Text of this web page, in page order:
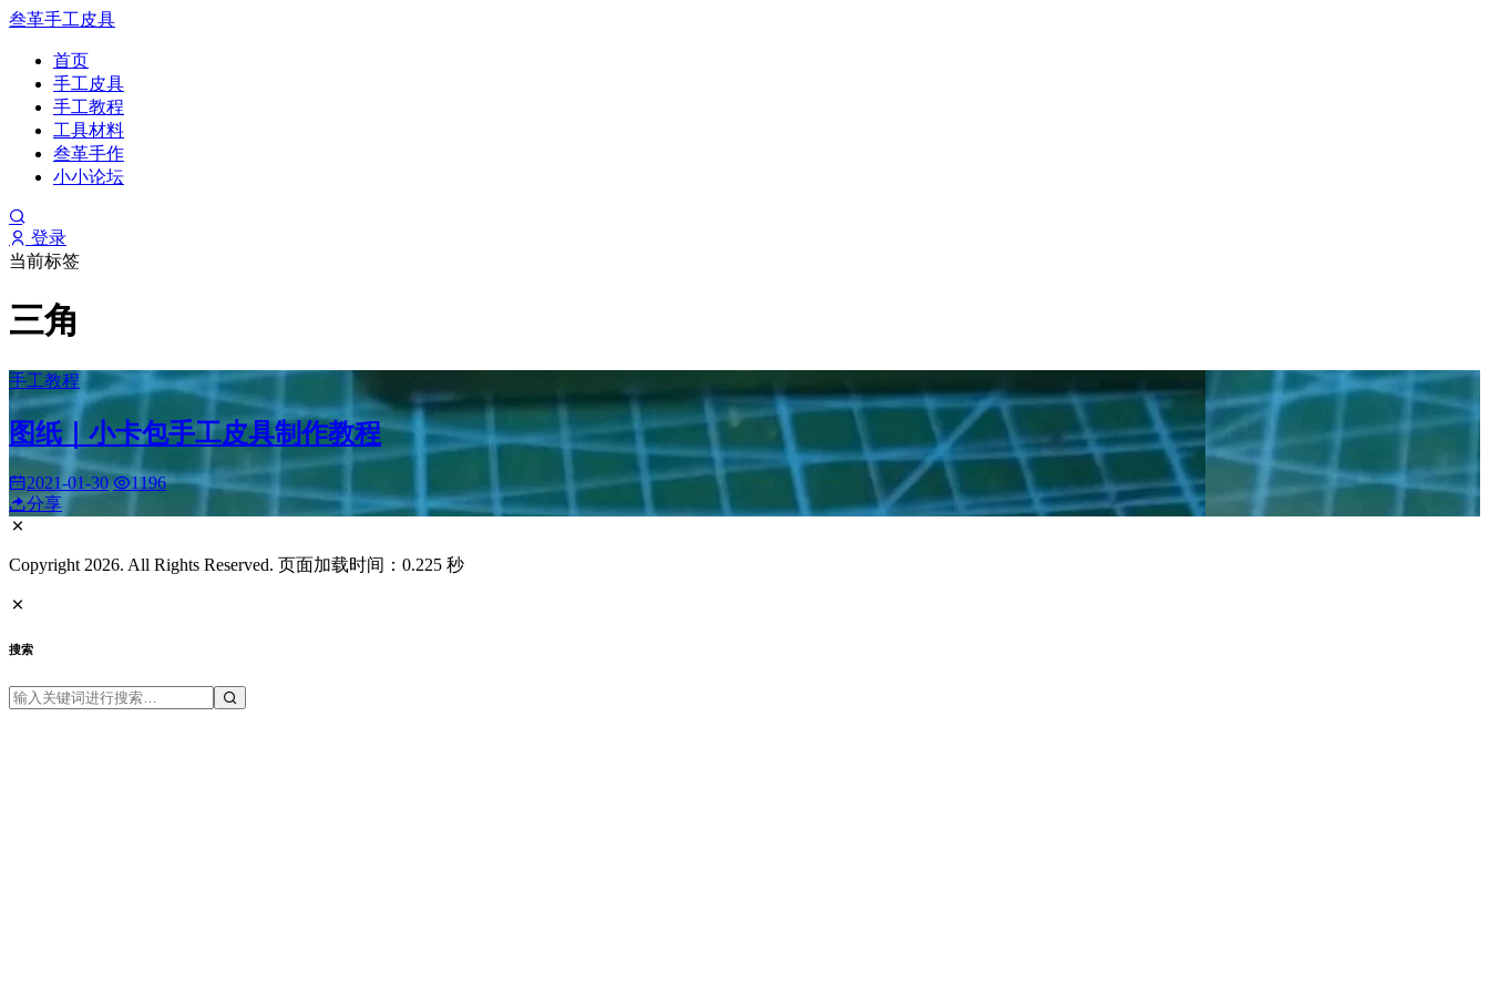
叁革手工皮具
首页
手工皮具
手工教程
工具材料
叁革手作
小小论坛
登录
当前标签
三角
手工教程
图纸｜小卡包手工皮具制作教程
2021-01-30
1196
分享
Copyright 2026. All Rights Reserved. 页面加载时间：0.225 秒
搜索